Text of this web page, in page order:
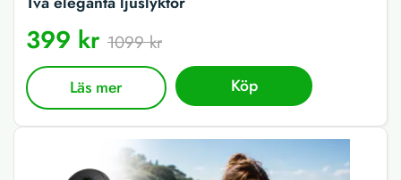
399 kr 1099 kr
Läs mer Köp